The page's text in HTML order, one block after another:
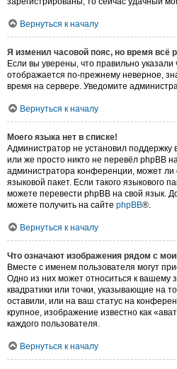
Вернуться к началу
Я изменил часовой пояс, но время всё
Если вы уверены, что правильно указали
отображается по-прежнему неверное,
время на сервере. Уведомите
Вернуться к началу
Моего языка нет в списке!
Администратор не установил
или же просто никто не перевёл phpBB
администратора конференции, может ли
языковой пакет. Если такого языкового
можете перевести phpBB на свой язык.
можете получить на сайте phpBB®.
Вернуться к началу
Что означают изображения рядом с
Вместе с именем пользователя могут
Одно из них может относиться к вашему
квадратики или точки, указывающие на
оставили, или на ваш статус на
крупное, изображение известно как
каждого пользователя.
Вернуться к началу